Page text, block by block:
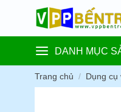
content
DANH MỤC
Trang chủ / Dụng cụ